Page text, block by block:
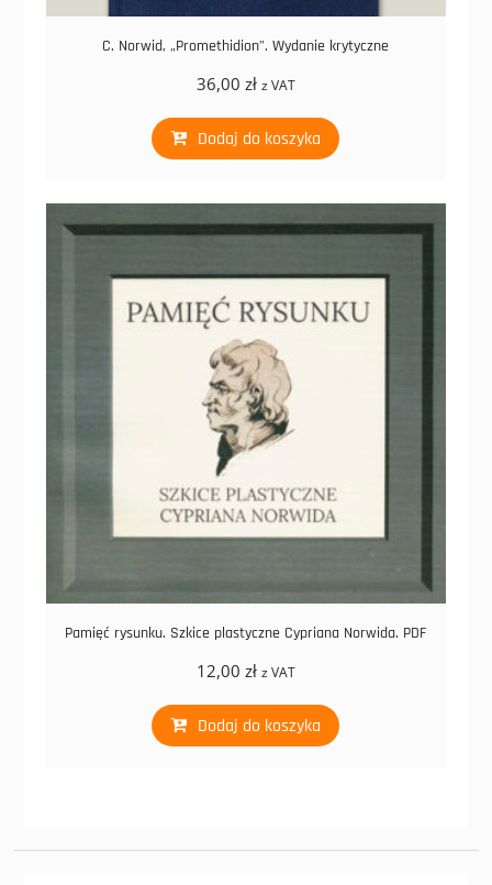
C. Norwid, „Promethidion”. Wydanie krytyczne
36,00 zł z VAT
Dodaj do koszyka
Pamięć rysunku. Szkice plastyczne Cypriana Norwida. PDF
12,00 zł z VAT
Dodaj do koszyka